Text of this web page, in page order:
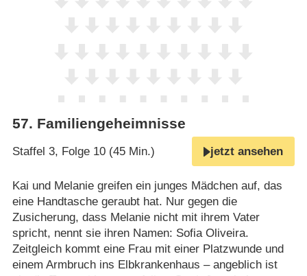
57. Familiengeheimnisse
Staffel 3, Folge 10 (45 Min.) jetzt ansehen
Kai und Melanie greifen ein junges Mädchen auf, das
eine Handtasche geraubt hat. Nur gegen die
Zusicherung, dass Melanie nicht mit ihrem Vater
spricht, nennt sie ihren Namen: Sofia Oliveira.
Zeitgleich kommt eine Frau mit einer Platzwunde und
einem Armbruch ins Elbkrankenhaus – angeblich ist